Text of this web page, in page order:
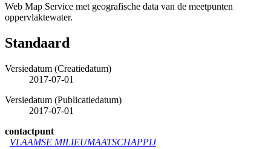
Web Map Service met geografische data van de meetpunten
oppervlaktewater.
Standaard
Versiedatum (Creatiedatum)
2017-07-01
Versiedatum (Publicatiedatum)
2017-07-01
contactpunt
VLAAMSE MILIEUMAATSCHAPPIJ